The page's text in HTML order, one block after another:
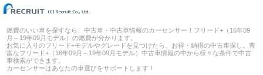
燃費のいい車を探すなら、中古車・中古車情報のカーセンサー！フリード+（16年09
月～19年09月モデル）の燃費が分かります。
お気に入りのフリード+モデルやグレードを見つけたら、お得・納得の中古車探し。豊
富なフリード+（16年09月～19年09月モデル）中古車情報の中から様々な条件で中古
車検索ができます。
カーセンサーはあなたの車選びをサポートします！